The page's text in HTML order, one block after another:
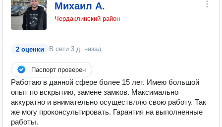
Михаил А.
Чердаклинский район
2 оценки В сети 3 д. назад
Паспорт проверен
Работаю в данной сфере более 15 лет. Имею большой
опыт по вскрытию, замене замков. Максимально
аккуратно и внимательно осуществляю свою работу. Так
же могу проконсультировать. Гарантия на выполненные
работы.